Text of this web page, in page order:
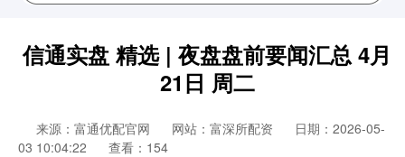
信通实盘 精选 | 夜盘盘前要闻汇总 4月
21日 周二
来源：富通优配官网 网站：富深所配资
日期：2026-05-
03 10:04:22
查看：154